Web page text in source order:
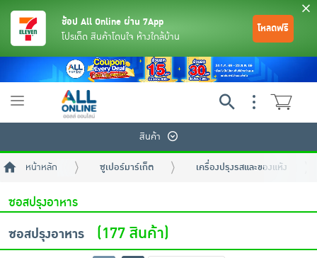
ช้อป All Online ผ่าน 7App
โปรเด็ด สินค้าโดนใจ ห้างใกล้บ้าน
โหลดฟรี
Toggle
สินค้า
หน้าหลัก ซูเปอร์มาร์เก็ต เครื่องปรุงรสและของแห้ง
ซอสปรุงอาหาร
ซอสปรุงอาหาร (177 สินค้า)